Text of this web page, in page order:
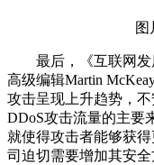
图
最后，《互联网发
高级编辑Martin
攻击呈现上升趋势，
DDoS攻击流量的主要
就使得攻击者能够获
司迫切需要增加其安